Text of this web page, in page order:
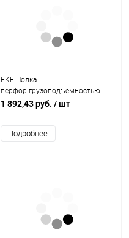
EKF Полка
перфор.грузоподъёмностью
100 кг (глубина 450) (ITASP450)
1 892,43 руб. / шт
Подробнее